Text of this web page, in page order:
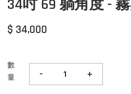
34吋 69 躺角度 -
$ 34,000
數
量
- +